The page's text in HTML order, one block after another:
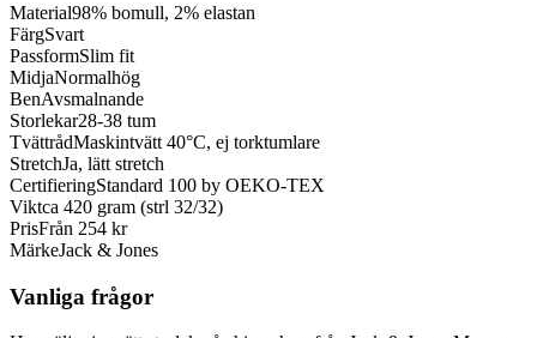
Material98% bomull, 2% elastan
FärgSvart
PassformSlim fit
MidjaNormalhög
BenAvsmalnande
Storlekar28-38 tum
TvättrådMaskintvätt 40°C, ej torktumlare
StretchJa, lätt stretch
CertifieringStandard 100 by OEKO-TEX
Viktca 420 gram (strl 32/32)
PrisFrån 254 kr
MärkeJack & Jones
Vanliga frågor